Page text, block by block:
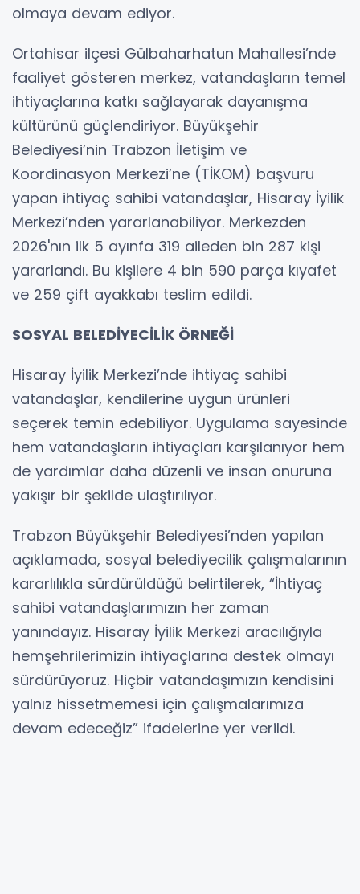
olmaya devam ediyor.
Ortahisar ilçesi Gülbaharhatun Mahallesi’nde
faaliyet gösteren merkez, vatandaşların temel
ihtiyaçlarına katkı sağlayarak dayanışma
kültürünü güçlendiriyor. Büyükşehir
Belediyesi’nin Trabzon İletişim ve
Koordinasyon Merkezi’ne (TİKOM) başvuru
yapan ihtiyaç sahibi vatandaşlar, Hisaray İyilik
Merkezi’nden yararlanabiliyor. Merkezden
2026'nın ilk 5 ayınfa 319 aileden bin 287 kişi
yararlandı. Bu kişilere 4 bin 590 parça kıyafet
ve 259 çift ayakkabı teslim edildi.
SOSYAL BELEDİYECİLİK ÖRNEĞİ
Hisaray İyilik Merkezi’nde ihtiyaç sahibi
vatandaşlar, kendilerine uygun ürünleri
seçerek temin edebiliyor. Uygulama sayesinde
hem vatandaşların ihtiyaçları karşılanıyor hem
de yardımlar daha düzenli ve insan onuruna
yakışır bir şekilde ulaştırılıyor.
Trabzon Büyükşehir Belediyesi’nden yapılan
açıklamada, sosyal belediyecilik çalışmalarının
kararlılıkla sürdürüldüğü belirtilerek, “İhtiyaç
sahibi vatandaşlarımızın her zaman
yanındayız. Hisaray İyilik Merkezi aracılığıyla
hemşehrilerimizin ihtiyaçlarına destek olmayı
sürdürüyoruz. Hiçbir vatandaşımızın kendisini
yalnız hissetmemesi için çalışmalarımıza
devam edeceğiz” ifadelerine yer verildi.